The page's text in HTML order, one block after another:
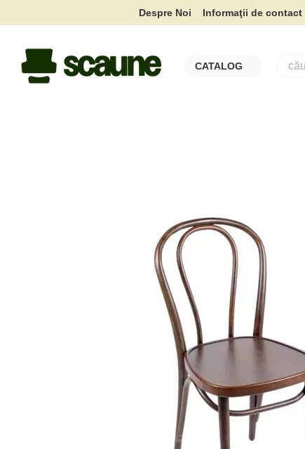
Despre Noi Informaţii de contact
CATALOG